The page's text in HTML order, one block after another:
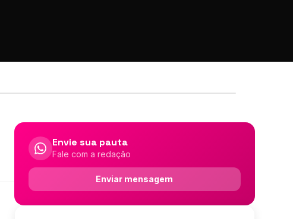
Envie sua pauta
Fale com a redação
Enviar mensagem